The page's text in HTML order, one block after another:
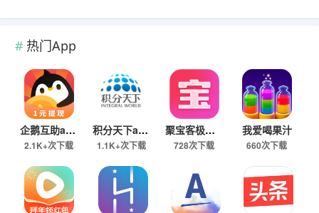
热门App
企鹅互助app
2.1K+次下载
积分天下app
1.1K+次下载
聚宝客极速版
728次下载
我爱喝果汁
660次下载